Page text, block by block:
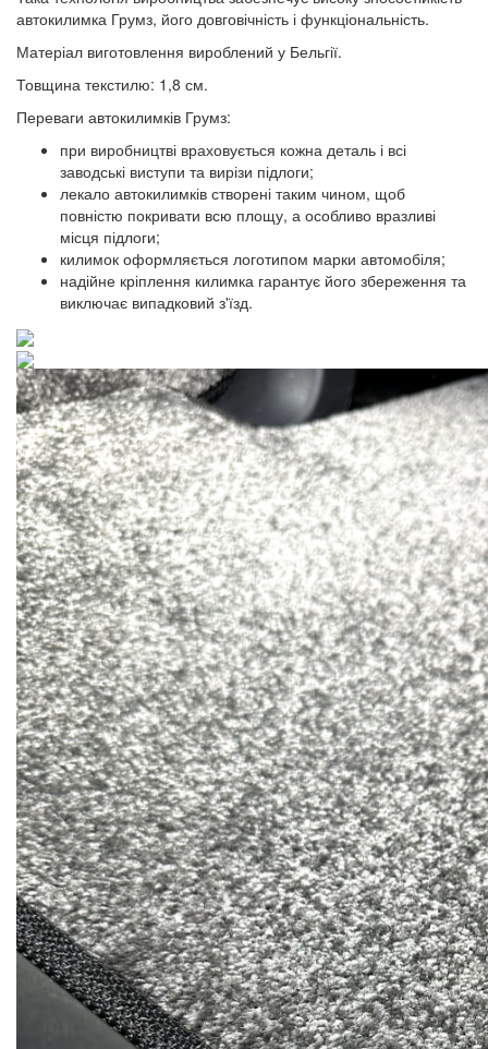
автокилимка Грумз, його довговічність і функціональність.
Матеріал виготовлення вироблений у Бельгії.
Товщина текстилю: 1,8 см.
Переваги автокилимків Грумз:
при виробництві враховується кожна деталь і всі
заводські виступи та вирізи підлоги;
лекало автокилимків створені таким чином, щоб
повністю покривати всю площу, а особливо вразливі
місця підлоги;
килимок оформляється логотипом марки автомобіля;
надійне кріплення килимка гарантує його збереження та
виключає випадковий з'їзд.